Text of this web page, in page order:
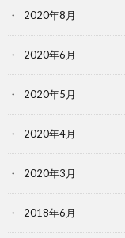
2020年8月
2020年6月
2020年5月
2020年4月
2020年3月
2018年6月